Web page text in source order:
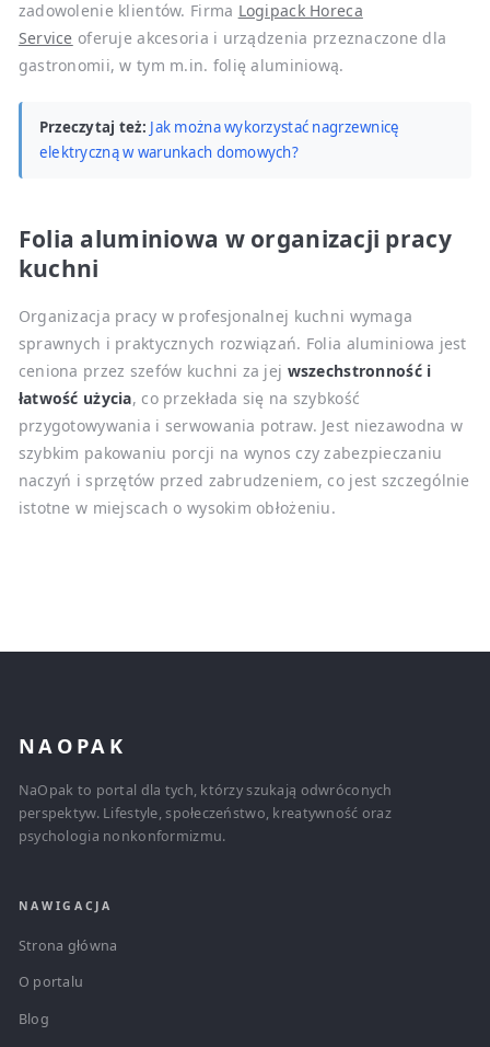
zadowolenie klientów. Firma Logipack Horeca
Service oferuje akcesoria i urządzenia przeznaczone dla
gastronomii, w tym m.in. folię aluminiową.
Przeczytaj też: Jak można wykorzystać nagrzewnicę
elektryczną w warunkach domowych?
Folia aluminiowa w organizacji pracy
kuchni
Organizacja pracy w profesjonalnej kuchni wymaga
sprawnych i praktycznych rozwiązań. Folia aluminiowa jest
ceniona przez szefów kuchni za jej wszechstronność i
łatwość użycia, co przekłada się na szybkość
przygotowywania i serwowania potraw. Jest niezawodna w
szybkim pakowaniu porcji na wynos czy zabezpieczaniu
naczyń i sprzętów przed zabrudzeniem, co jest szczególnie
istotne w miejscach o wysokim obłożeniu.
NAOPAK
NaOpak to portal dla tych, którzy szukają odwróconych
perspektyw. Lifestyle, społeczeństwo, kreatywność oraz
psychologia nonkonformizmu.
NAWIGACJA
Strona główna
O portalu
Blog